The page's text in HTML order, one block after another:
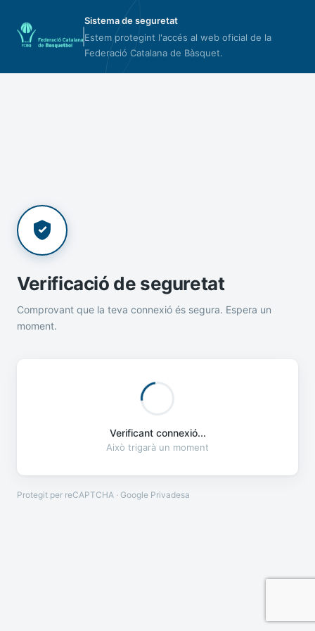
Sistema de seguretat
Estem protegint l'accés al web oficial de la
Federació Catalana de Bàsquet.
Verificació de seguretat
Comprovant que la teva connexió és segura. Espera un
moment.
Verificant connexió...
Això trigarà un moment
Protegit per reCAPTCHA · Google Privadesa